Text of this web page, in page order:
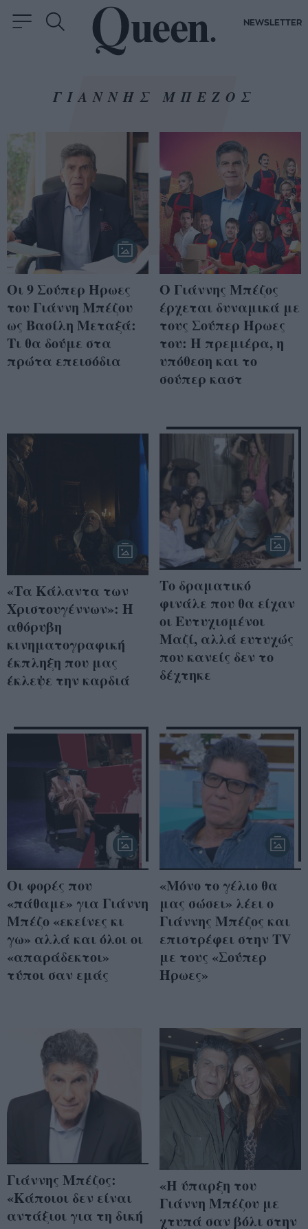
NEWSLETTER
ΓΙΑΝΝΗΣ ΜΠΕΖΟΣ
Οι 9 Σούπερ Ήρωες
του Γιάννη Μπέζου
ως Βασίλη Μεταξά:
Τι θα δούμε στα
πρώτα επεισόδια
Ο Γιάννης Μπέζος
έρχεται δυναμικά με
τους Σούπερ Ήρωες
του: Η πρεμιέρα, η
υπόθεση και το
σούπερ καστ
«Τα Κάλαντα των
Χριστουγέννων»: Η
αθόρυβη
κινηματογραφική
έκπληξη που μας
έκλεψε την καρδιά
Το δραματικό
φινάλε που θα είχαν
οι Ευτυχισμένοι
Μαζί, αλλά ευτυχώς
που κανείς δεν το
δέχτηκε
Οι φορές που
«πάθαμε» για Γιάννη
Μπέζο «εκείνες κι
γω» αλλά και όλοι οι
«απαράδεκτοι»
τύποι σαν εμάς
«Μόνο το γέλιο θα
μας σώσει» λέει ο
Γιάννης Μπέζος και
επιστρέφει στην TV
με τους «Σούπερ
Ήρωες»
Γιάννης Μπέζος:
«Κάποιοι δεν είναι
αντάξιοι για τη δική
«Η ύπαρξη του
Γιάννη Μπέζου με
χτυπά σαν βόλι στην